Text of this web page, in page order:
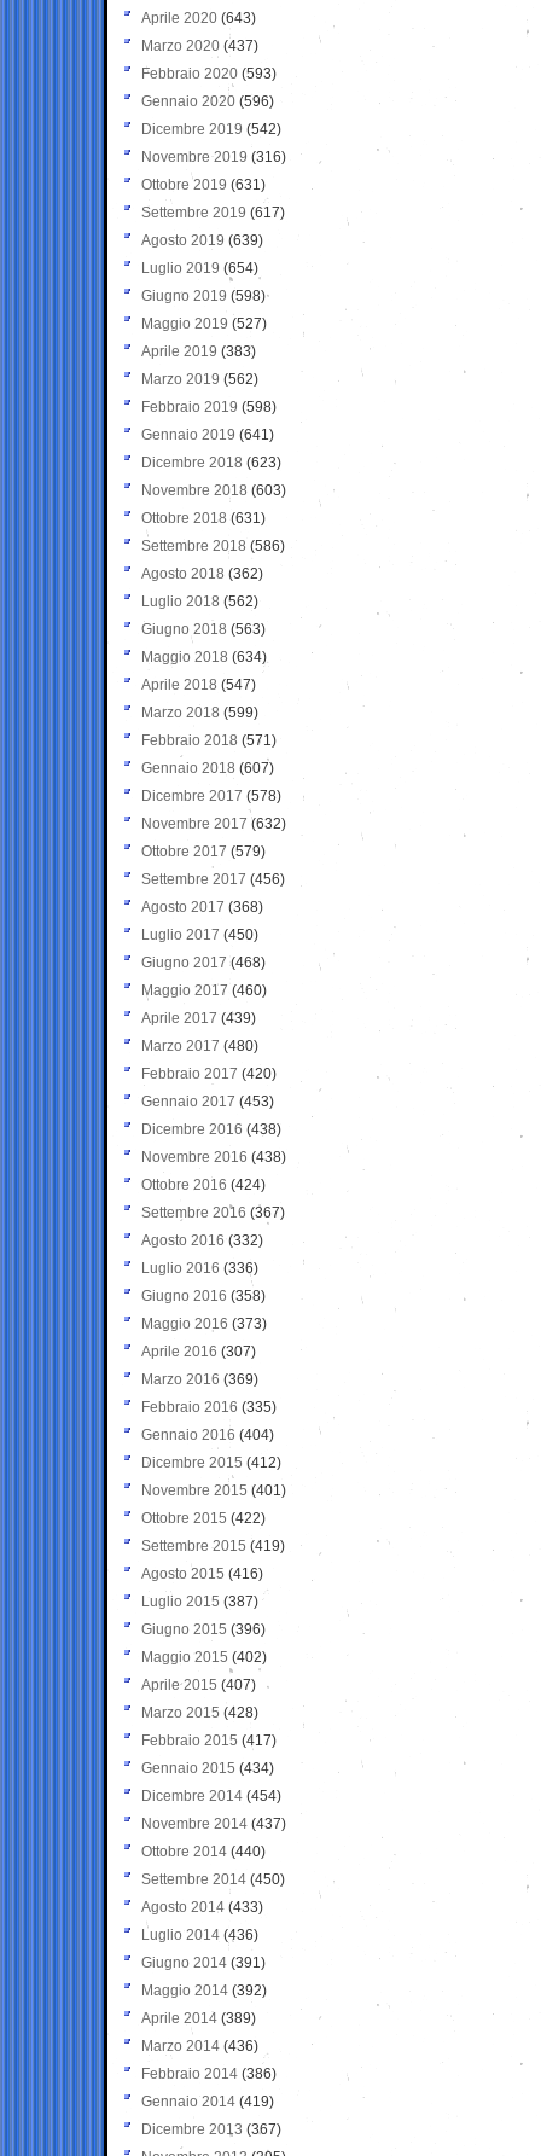
Aprile 2020 (643)
Marzo 2020 (437)
Febbraio 2020 (593)
Gennaio 2020 (596)
Dicembre 2019 (542)
Novembre 2019 (316)
Ottobre 2019 (631)
Settembre 2019 (617)
Agosto 2019 (639)
Luglio 2019 (654)
Giugno 2019 (598)
Maggio 2019 (527)
Aprile 2019 (383)
Marzo 2019 (562)
Febbraio 2019 (598)
Gennaio 2019 (641)
Dicembre 2018 (623)
Novembre 2018 (603)
Ottobre 2018 (631)
Settembre 2018 (586)
Agosto 2018 (362)
Luglio 2018 (562)
Giugno 2018 (563)
Maggio 2018 (634)
Aprile 2018 (547)
Marzo 2018 (599)
Febbraio 2018 (571)
Gennaio 2018 (607)
Dicembre 2017 (578)
Novembre 2017 (632)
Ottobre 2017 (579)
Settembre 2017 (456)
Agosto 2017 (368)
Luglio 2017 (450)
Giugno 2017 (468)
Maggio 2017 (460)
Aprile 2017 (439)
Marzo 2017 (480)
Febbraio 2017 (420)
Gennaio 2017 (453)
Dicembre 2016 (438)
Novembre 2016 (438)
Ottobre 2016 (424)
Settembre 2016 (367)
Agosto 2016 (332)
Luglio 2016 (336)
Giugno 2016 (358)
Maggio 2016 (373)
Aprile 2016 (307)
Marzo 2016 (369)
Febbraio 2016 (335)
Gennaio 2016 (404)
Dicembre 2015 (412)
Novembre 2015 (401)
Ottobre 2015 (422)
Settembre 2015 (419)
Agosto 2015 (416)
Luglio 2015 (387)
Giugno 2015 (396)
Maggio 2015 (402)
Aprile 2015 (407)
Marzo 2015 (428)
Febbraio 2015 (417)
Gennaio 2015 (434)
Dicembre 2014 (454)
Novembre 2014 (437)
Ottobre 2014 (440)
Settembre 2014 (450)
Agosto 2014 (433)
Luglio 2014 (436)
Giugno 2014 (391)
Maggio 2014 (392)
Aprile 2014 (389)
Marzo 2014 (436)
Febbraio 2014 (386)
Gennaio 2014 (419)
Dicembre 2013 (367)